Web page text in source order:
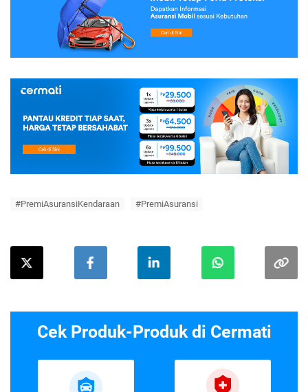
#PremiAsuransiKendaraan #PremiAsuransi
Cek Produk-Produk di Cermati